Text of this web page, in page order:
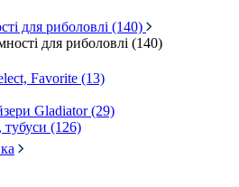
для риболовлі (140)
для риболовлі (140)
Favorite (13)
Gladiator (29)
(126)